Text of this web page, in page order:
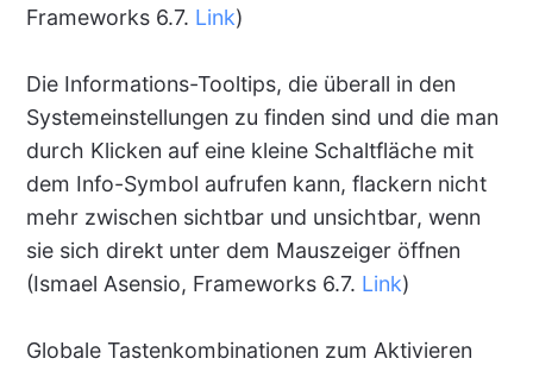
Frameworks 6.7. Link)
Die Informations-Tooltips, die überall in den
Systemeinstellungen zu finden sind und die man
durch Klicken auf eine kleine Schaltfläche mit
dem Info-Symbol aufrufen kann, flackern nicht
mehr zwischen sichtbar und unsichtbar, wenn
sie sich direkt unter dem Mauszeiger öffnen
(Ismael Asensio, Frameworks 6.7. Link)
Globale Tastenkombinationen zum Aktivieren